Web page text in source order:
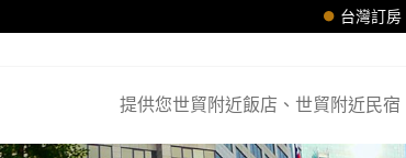
台灣訂房
提供您世貿附近飯店、世貿附近民